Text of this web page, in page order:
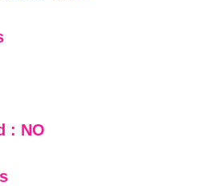
: NO